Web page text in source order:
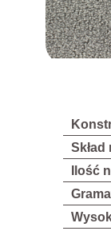
Skład
Ilość